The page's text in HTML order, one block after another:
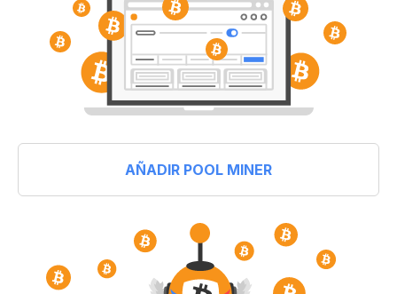
AÑADIR POOL MINER